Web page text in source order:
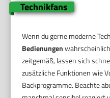
Technikfans
Wenn du gerne moderne
Bedienungen
zeitgemäß, lassen sich
zusätzliche Funktionen wie
Backprogramme. Beachte